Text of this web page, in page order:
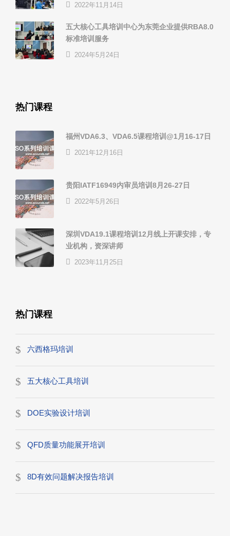
2022年11月14日
五大核心工具培训中心为东莞企业提供RBA8.0
标准培训服务
2024年5月24日
热门课程
福州VDA6.3、VDA6.5课程培训@1月16-17日
2021年12月16日
贵阳IATF16949内审员培训8月26-27日
2022年5月26日
深圳VDA19.1课程培训12月线上开课安排，专
业机构，资深讲师
2023年11月25日
热门课程
六西格玛培训
五大核心工具培训
DOE实验设计培训
QFD质量功能展开培训
8D有效问题解决报告培训